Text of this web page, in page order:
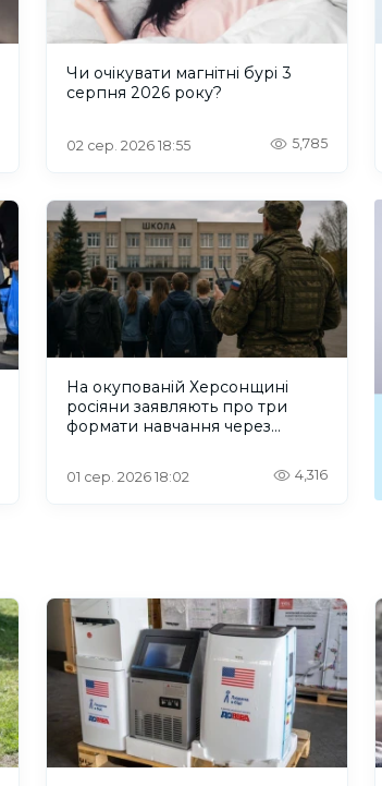
Чи очікувати магнітні бурі 3
серпня 2026 року?
02 сер. 2026 18:55 5,785
На окупованій Херсонщині
росіяни заявляють про три
формати навчання через
01 сер. 2026 18:02 4,316